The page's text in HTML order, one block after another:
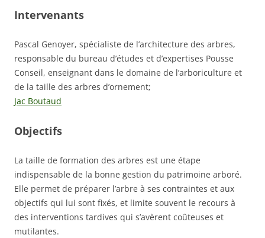
Intervenants
Pascal Genoyer, spécialiste de l’architecture des arbres,
responsable du bureau d’études et d’expertises Pousse
Conseil, enseignant dans le domaine de l’arboriculture et
de la taille des arbres d’ornement;
Jac Boutaud
Objectifs
La taille de formation des arbres est une étape
indispensable de la bonne gestion du patrimoine arboré.
Elle permet de préparer l’arbre à ses contraintes et aux
objectifs qui lui sont fixés, et limite souvent le recours à
des interventions tardives qui s’avèrent coûteuses et
mutilantes.